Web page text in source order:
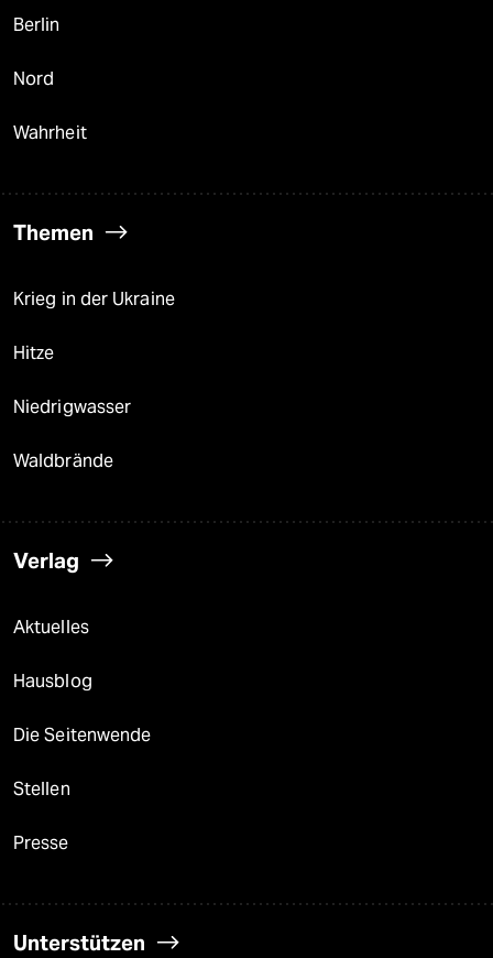
Berlin
Nord
Wahrheit
Themen
Krieg in der Ukraine
Hitze
Niedrigwasser
Waldbrände
Verlag
Aktuelles
Hausblog
Die Seitenwende
Stellen
Presse
Unterstützen